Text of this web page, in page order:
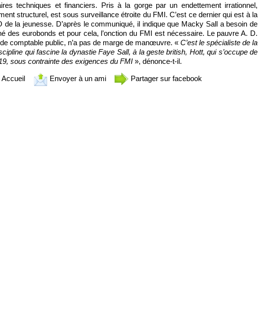
techniques et financiers. Pris à la gorge par un endettement irrationnel,
structurel, est sous surveillance étroite du FMI. C’est ce dernier qui est à la
de la jeunesse. D’après le communiqué, il indique que Macky Sall a besoin de
des eurobonds et pour cela, l’onction du FMI est nécessaire. Le pauvre A. D.
comptable public, n’a pas de marge de manœuvre. « C’est le spécialiste de la
qui fascine la dynastie Faye Sall, à la geste british, Hott, qui s’occupe de
sous contrainte des exigences du FMI », dénonce-t-il.
Accueil Envoyer à un ami Partager sur facebook